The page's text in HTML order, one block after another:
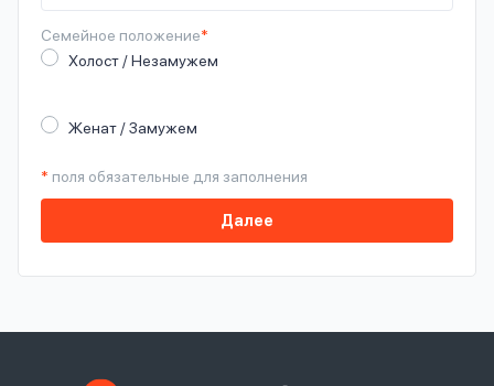
Семейное положение*
Холост / Незамужем
Женат / Замужем
* поля обязательные для заполнения
Далее